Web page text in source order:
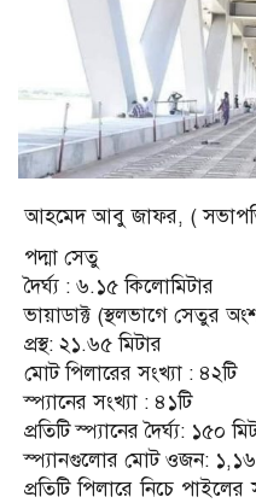
আহমেদ আবু জাফর, (
পদ্মা সেতু
দৈর্ঘ্য : ৬.১৫ কিলোমিটার
ভায়াডাক্ট (স্থলভাগে সেতুর
প্রস্থ: ২১.৬৫ মিটার
মোট পিলারের সংখ্যা : ৪২টি
স্প্যানের সংখ্যা : ৪১টি
প্রতিটি স্প্যানের দৈর্ঘ্য: ১৫০
স্প্যানগুলোর মোট ওজন:
প্রতিটি পিলারে নিচে